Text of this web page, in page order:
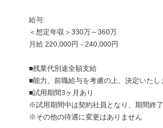
給与:
＜想定年収＞330万～360万
月給 220,000円 - 240,000円
■残業代別途全額支給
■能力、前職給与を考慮の上、決定いたし
■試用期間3ヶ月あり
※試用期間中は契約社員となり、期間終
※その他の待遇に変更はありません